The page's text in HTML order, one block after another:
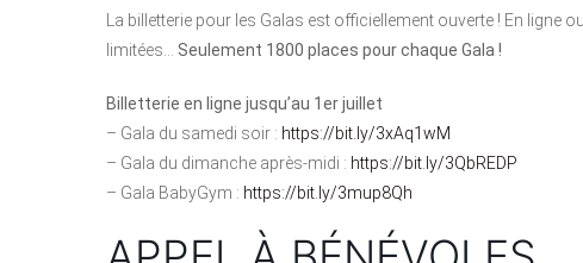
La billetterie pour les Galas est officiellement ouverte ! En ligne
limitées… Seulement 1800 places pour chaque Gala !
Billetterie en ligne jusqu’au 1er juillet
– Gala du samedi soir : https://bit.ly/3xAq1wM
– Gala du dimanche après-midi : https://bit.ly/3QbREDP
– Gala BabyGym : https://bit.ly/3mup8Qh